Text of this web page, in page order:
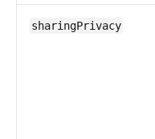
sharingPrivacy